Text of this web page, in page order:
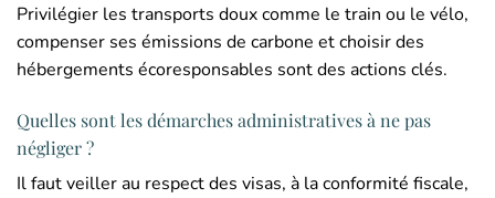
Privilégier les transports doux comme le train ou le vélo,
compenser ses émissions de carbone et choisir des
hébergements écoresponsables sont des actions clés.
Quelles sont les démarches administratives à ne pas
négliger ?
Il faut veiller au respect des visas, à la conformité fiscale,